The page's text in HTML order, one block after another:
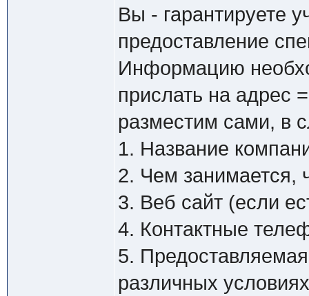
Вы - гарантируете
предоставление
Информацию
прислать на адрес
разместим сами, в
1. Название
2. Чем занимается,
3. Веб сайт (если
4. Контактные
5.
различных